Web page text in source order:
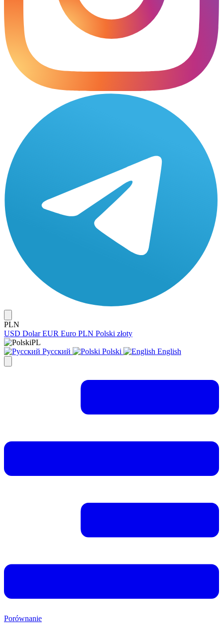
PLN
USD Dolar EUR Euro PLN Polski złoty
PL
Русский
Polski English
Porównanie